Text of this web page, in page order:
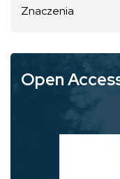
Znaczenia
Open